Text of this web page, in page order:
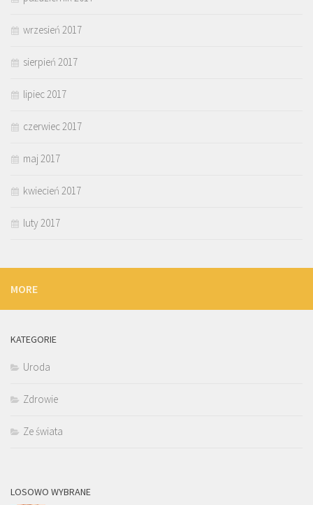
wrzesień 2017
sierpień 2017
lipiec 2017
czerwiec 2017
maj 2017
kwiecień 2017
luty 2017
MORE
KATEGORIE
Uroda
Zdrowie
Ze świata
LOSOWO WYBRANE